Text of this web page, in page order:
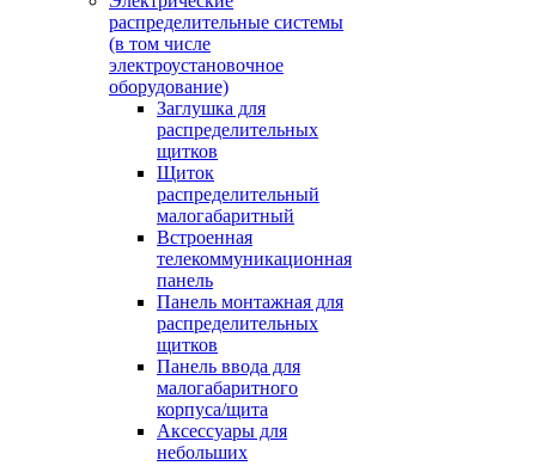
распределительные системы
(в том числе
электроустановочное
оборудование)
Заглушка для
распределительных
щитков
Щиток
распределительный
малогабаритный
Встроенная
телекоммуникационная
панель
Панель монтажная для
распределительных
щитков
Панель ввода для
малогабаритного
корпуса/щита
Аксессуары для
небольших